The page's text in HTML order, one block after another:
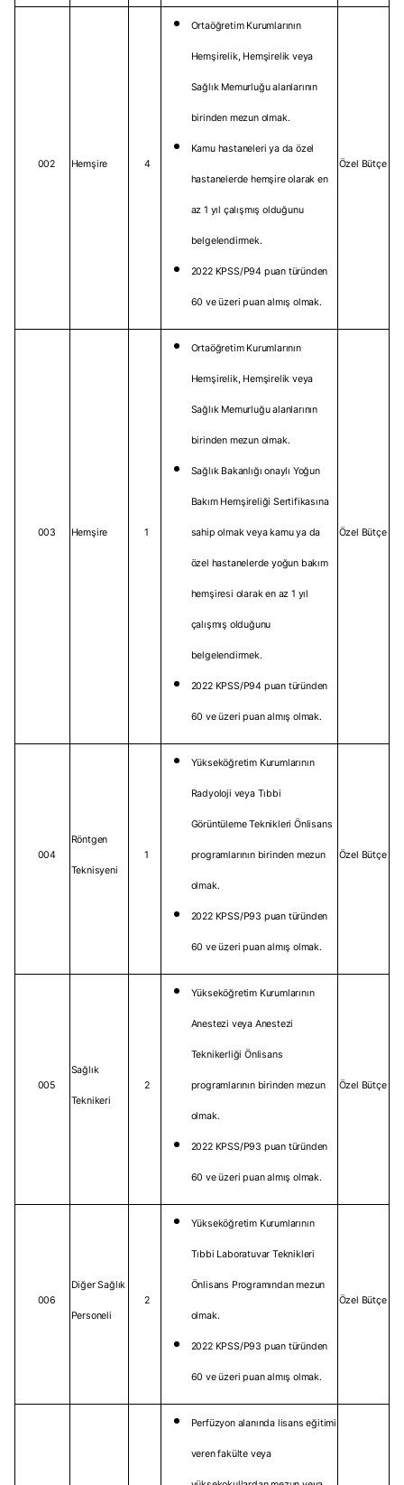
002 Hemşire 4
Ortaöğretim Kurumlarının
Hemşirelik, Hemşirelik veya
Sağlık Memurluğu alanlarının
birinden mezun olmak.
Kamu hastaneleri ya da özel
hastanelerde hemşire olarak en
az 1 yıl çalışmış olduğunu
belgelendirmek.
2022 KPSS/P94 puan türünden
60 ve üzeri puan almış olmak.
Özel Bütçe
003 Hemşire 1
Ortaöğretim Kurumlarının
Hemşirelik, Hemşirelik veya
Sağlık Memurluğu alanlarının
birinden mezun olmak.
Sağlık Bakanlığı onaylı Yoğun
Bakım Hemşireliği Sertifikasına
sahip olmak veya kamu ya da
özel hastanelerde yoğun bakım
hemşiresi olarak en az 1 yıl
çalışmış olduğunu
belgelendirmek.
2022 KPSS/P94 puan türünden
60 ve üzeri puan almış olmak.
Özel Bütçe
004
Röntgen
Teknisyeni
1
Yükseköğretim Kurumlarının
Radyoloji veya Tıbbi
Görüntüleme Teknikleri Önlisans
programlarının birinden mezun
olmak.
2022 KPSS/P93 puan türünden
60 ve üzeri puan almış olmak.
Özel Bütçe
005
Sağlık
Teknikeri
2
Yükseköğretim Kurumlarının
Anestezi veya Anestezi
Teknikerliği Önlisans
programlarının birinden mezun
olmak.
2022 KPSS/P93 puan türünden
60 ve üzeri puan almış olmak.
Özel Bütçe
006
Diğer Sağlık
Personeli
2
Yükseköğretim Kurumlarının
Tıbbi Laboratuvar Teknikleri
Önlisans Programından mezun
olmak.
2022 KPSS/P93 puan türünden
60 ve üzeri puan almış olmak.
Özel Bütçe
Perfüzyon alanında lisans eğitimi
veren fakülte veya